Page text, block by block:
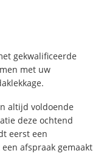
gekwalificeerde
met uw
altijd voldoende
deze ochtend
eerst een
afspraak gemaakt